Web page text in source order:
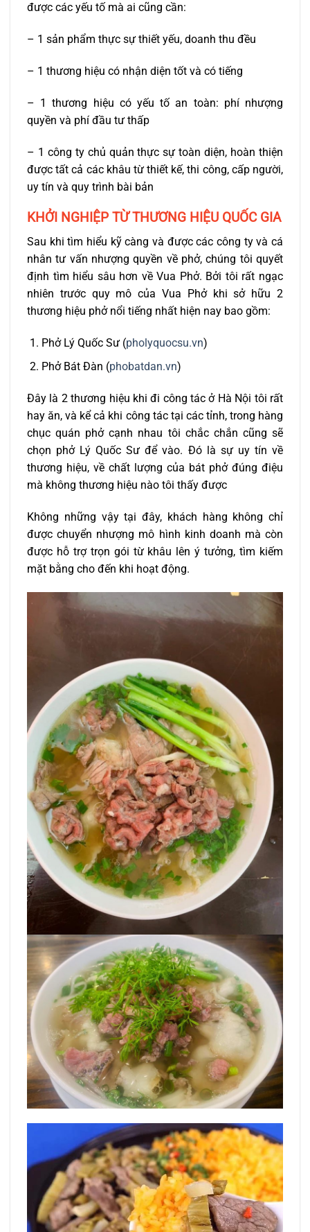
được các yếu tố mà ai cũng cần:
– 1 sản phẩm thực sự thiết yếu, doanh thu đều
– 1 thương hiệu có nhận diện tốt và có tiếng
– 1 thương hiệu có yếu tố an toàn: phí nhượng
quyền và phí đầu tư thấp
– 1 công ty chủ quản thực sự toàn diện, hoàn thiện
được tất cả các khâu từ thiết kế, thi công, cấp người,
uy tín và quy trình bài bản
KHỞI NGHIỆP TỪ THƯƠNG HIỆU QUỐC GIA
Sau khi tìm hiểu kỹ càng và được các công ty và cá
nhân tư vấn nhượng quyền về phở, chúng tôi quyết
định tìm hiểu sâu hơn về Vua Phở. Bởi tôi rất ngạc
nhiên trước quy mô của Vua Phở khi sở hữu 2
thương hiệu phở nổi tiếng nhất hiện nay bao gồm:
Phở Lý Quốc Sư (pholyquocsu.vn)
Phở Bát Đàn (phobatdan.vn)
Đây là 2 thương hiệu khi đi công tác ở Hà Nội tôi rất
hay ăn, và kể cả khi công tác tại các tỉnh, trong hàng
chục quán phở cạnh nhau tôi chắc chắn cũng sẽ
chọn phở Lý Quốc Sư để vào. Đó là sự uy tín về
thương hiệu, về chất lượng của bát phở đúng điệu
mà không thương hiệu nào tôi thấy được
Không những vậy tại đây, khách hàng không chỉ
được chuyển nhượng mô hình kinh doanh mà còn
được hỗ trợ trọn gói từ khâu lên ý tưởng, tìm kiếm
mặt bằng cho đến khi hoạt động.